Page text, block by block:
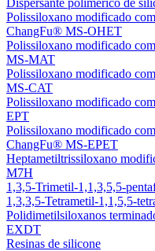
Dispersante polimérico de
Polissiloxano modificado
ChangFu® MS-OHET
Polissiloxano modificado
MS-MAT
Polissiloxano modificado
MS-CAT
Polissiloxano modificado
EPT
Polissiloxano modificado
ChangFu® MS-EPET
Heptametiltrissiloxano
M7H
1,3,5-Trimetil-1,1,3,5,5-
1,3,3,5-Tetrametil-1,1,5,5-
Polidimetilsiloxanos
EXDT
Resinas de silicone